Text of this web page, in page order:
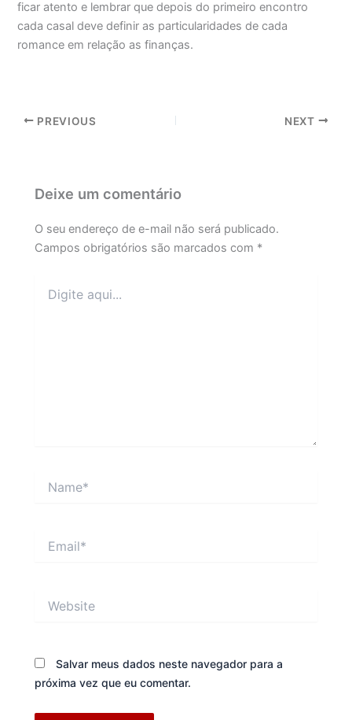
ficar atento e lembrar que depois do primeiro encontro
cada casal deve definir as particularidades de cada
romance em relação as finanças.
PREVIOUS NEXT
Deixe um comentário
O seu endereço de e-mail não será publicado.
Campos obrigatórios são marcados com *
aqui...
Salvar meus dados neste navegador para a
próxima vez que eu comentar.